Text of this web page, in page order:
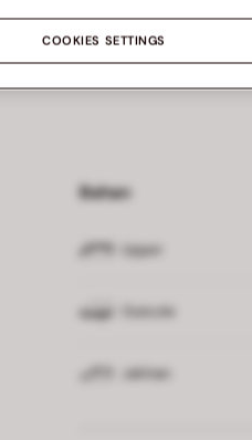
Bahan
Upper
Outsole
Jahitan
COOKIES SETTINGS